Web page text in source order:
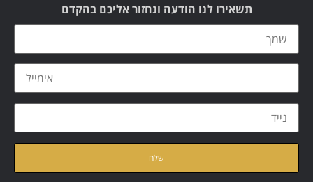
תשאירו לנו הודעה ונחזור אליכם בהקדם